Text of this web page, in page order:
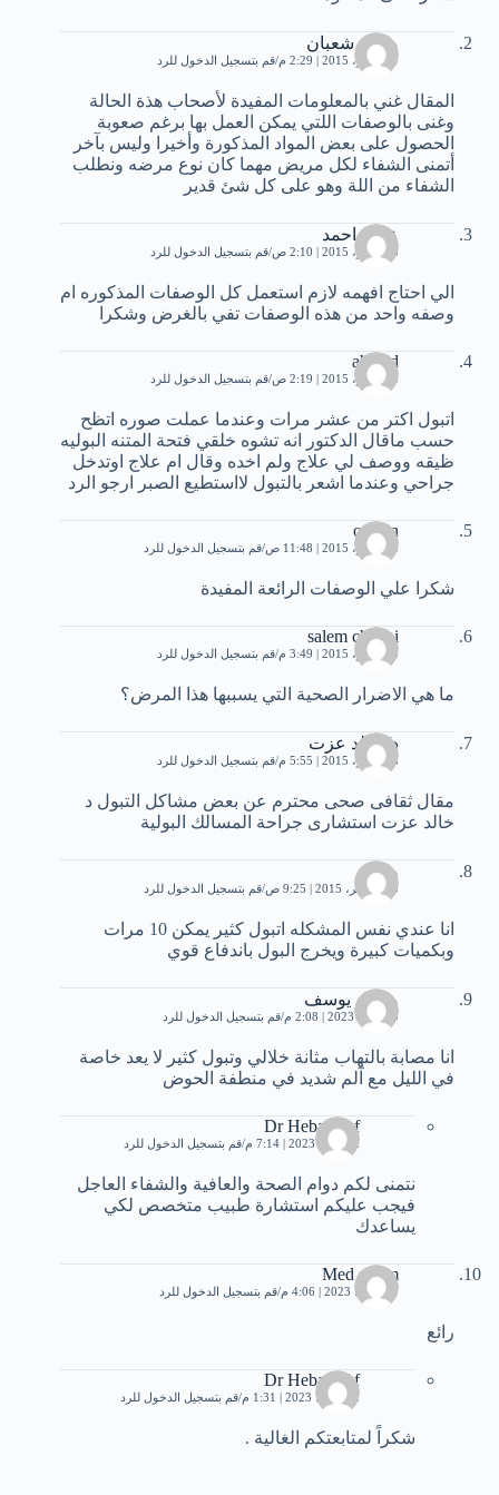
محمد شعبان
1 نوفمبر، 2015 | 2:29 م قم بتسجيل الدخول للرد
المقال غني بالمعلومات المفيدة ﻷصحاب هذة الحالة
وغنى بالوصفات اللتي يمكن العمل بها برغم صعوبة
الحصول على بعض المواد المذكورة وأخيرا وليس بآخر
أتمنى الشفاء لكل مريض مهما كان نوع مرضه ونطلب
الشفاء من اللة وهو على كل شئ قدير
عادل احمد
5 نوفمبر، 2015 | 2:10 ص قم بتسجيل الدخول للرد
الي احتاج افهمه لازم استعمل كل الوصفات المذكوره ام
وصفه واحد من هذه الوصفات تفي بالغرض وشكرا
ahmed
5 نوفمبر، 2015 | 2:19 ص قم بتسجيل الدخول للرد
اتبول اكتر من عشر مرات وعندما عملت صوره اتظح
حسب ماقال الدكتور انه تشوه خلقي فتحة المتنه البوليه
ظيقه ووصف لي علاج ولم اخده وقال ام علاج اوتدخل
جراحي وعندما اشعر بالتبول لااستطيع الصبر ارجو الرد
osman
5 نوفمبر، 2015 | 11:48 ص قم بتسجيل الدخول للرد
شكرا علي الوصفات الرائعة المفيدة
salem chraiai
5 نوفمبر، 2015 | 3:49 م قم بتسجيل الدخول للرد
ما هي الاضرار الصحية التي يسببها هذا المرض؟
د/ خالد عزت
6 نوفمبر، 2015 | 5:55 م قم بتسجيل الدخول للرد
مقال ثقافى صحى محترم عن بعض مشاكل التبول د
خالد عزت استشارى جراحة المسالك البولية
ود
30 نوفمبر، 2015 | 9:25 ص قم بتسجيل الدخول للرد
انا عندي نفس المشكله اتبول كثير يمكن 10 مرات
وبكميات كبيرة ويخرج البول باندفاع قوي
منتهى يوسف
20 يناير، 2023 | 2:08 م قم بتسجيل الدخول للرد
انا مصابة بالتهاب مثانة خلالي وتبول كثير لا يعد خاصة
في الليل مع آلم شديد في منطفة الحوض
Dr Heba Atef
22 يناير، 2023 | 7:14 م قم بتسجيل الدخول للرد
نتمنى لكم دوام الصحة والعافية والشفاء العاجل
فيجب عليكم استشارة طبيب متخصص لكي
يساعدك
Med salem
1 مارس، 2023 | 4:06 م قم بتسجيل الدخول للرد
رائع
Dr Heba Atef
2 مارس، 2023 | 1:31 م قم بتسجيل الدخول للرد
شكراً لمتابعتكم الغالية .